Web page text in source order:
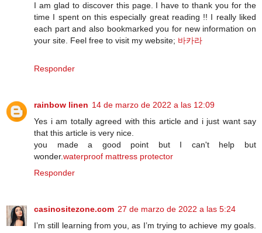
I am glad to discover this page. I have to thank you for the
time I spent on this especially great reading !! I really liked
each part and also bookmarked you for new information on
your site. Feel free to visit my website; 바카라
Responder
rainbow linen 14 de marzo de 2022 a las 12:09
Yes i am totally agreed with this article and i just want say
that this article is very nice.
you made a good point but I can't help but
wonder.waterproof mattress protector
Responder
casinositezone.com 27 de marzo de 2022 a las 5:24
I’m still learning from you, as I’m trying to achieve my goals.